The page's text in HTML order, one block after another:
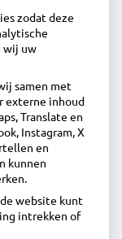
zodat deze
wij uw
samen met
externe inhoud
Translate en
Instagram, X
en
kunnen
website kunt
intrekken of